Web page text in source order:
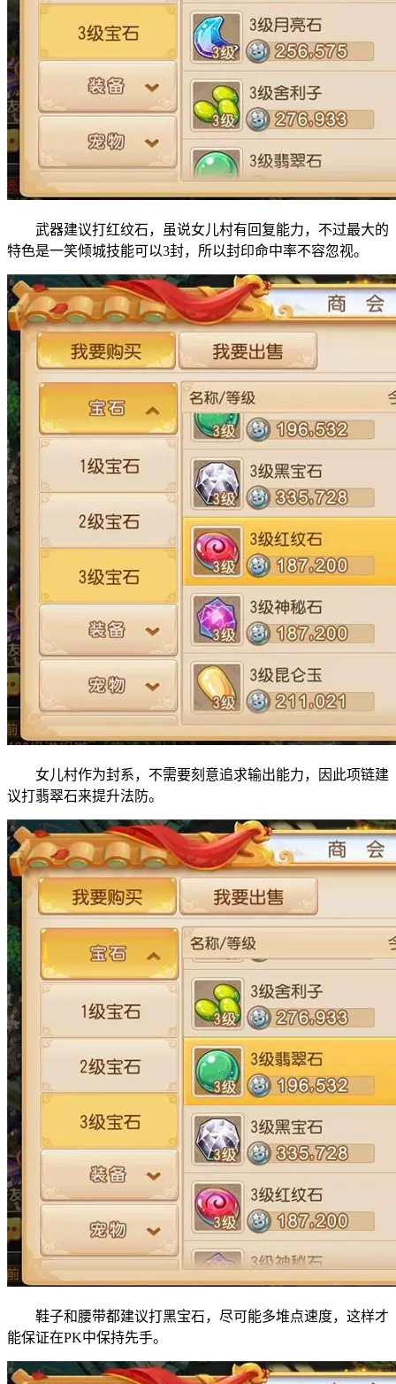
武器建议打红纹石，虽说女儿村有回复能力，不过最大的
特色是一笑倾城技能可以3封，所以封印命中率不容忽视。
女儿村作为封系，不需要刻意追求输出能力，因此项链建
议打翡翠石来提升法防。
鞋子和腰带都建议打黑宝石，尽可能多堆点速度，这样才
能保证在PK中保持先手。